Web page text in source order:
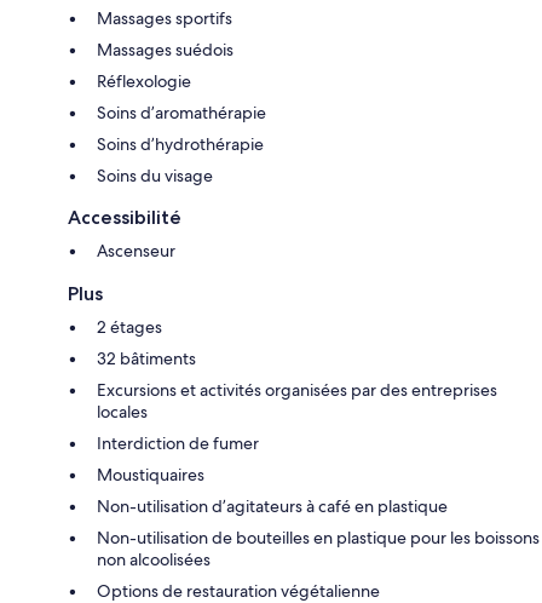
Massages sportifs
Massages suédois
Réflexologie
Soins d’aromathérapie
Soins d’hydrothérapie
Soins du visage
Accessibilité
Ascenseur
Plus
2 étages
32 bâtiments
Excursions et activités organisées par des entreprises
locales
Interdiction de fumer
Moustiquaires
Non-utilisation d’agitateurs à café en plastique
Non-utilisation de bouteilles en plastique pour les boissons
non alcoolisées
Options de restauration végétalienne